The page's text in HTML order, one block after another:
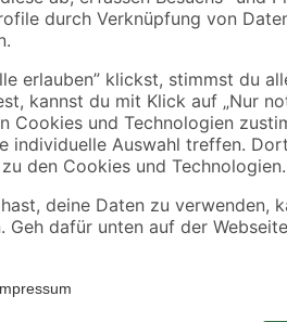
Sorten
cm Topf